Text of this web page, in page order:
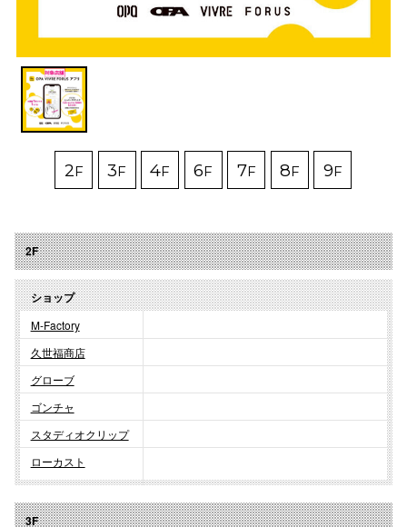
2F 3F 4F 6F 7F 8F 9F
2F
ショップ
M-Factory
久世福商店
グローブ
ゴンチャ
スタディオクリップ
ローカスト
3F
利用規約
秋田オ
高崎オ
新百合
三宮
キャナルシ
那覇オ